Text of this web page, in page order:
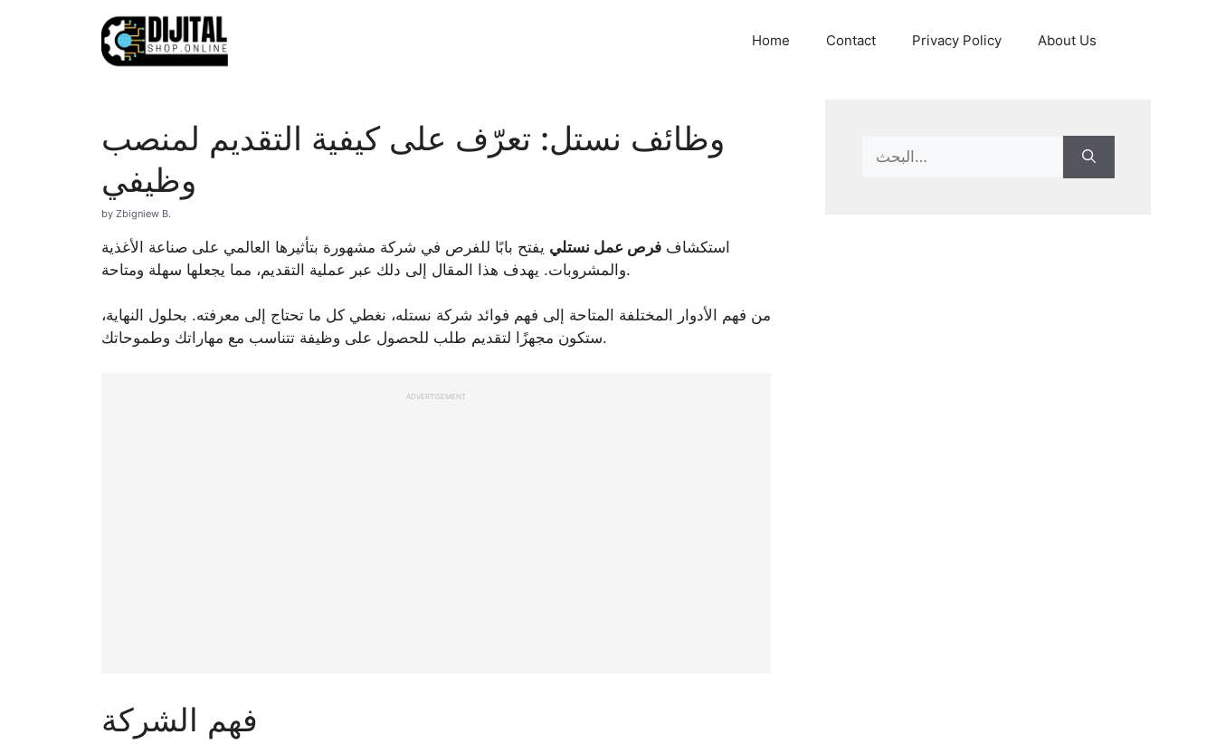
Home Contact Privacy Policy About Us
وظائف نستل: تعرّف على كيفية التقديم لمنصب
وظيفي
by Zbigniew B.
استكشاف فرص عمل نستلي يفتح بابًا للفرص في شركة مشهورة بتأثيرها العالمي على صناعة الأغذية
والمشروبات. يهدف هذا المقال إلى دلك عبر عملية التقديم، مما يجعلها سهلة ومتاحة.
من فهم الأدوار المختلفة المتاحة إلى فهم فوائد شركة نستله، نغطي كل ما تحتاج إلى معرفته. بحلول النهاية،
ستكون مجهزًا لتقديم طلب للحصول على وظيفة تتناسب مع مهاراتك وطموحاتك.
ADVERTISEMENT
فهم الشركة
Search